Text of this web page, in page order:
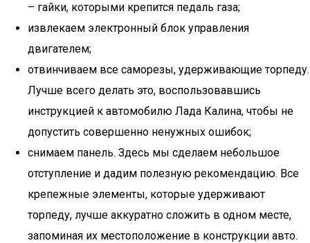
– гайки, которыми крепится педаль газа;
извлекаем электронный блок управления
двигателем;
отвинчиваем все саморезы, удерживающие торпеду.
Лучше всего делать это, воспользовавшись
инструкцией к автомобилю Лада Калина, чтобы не
допустить совершенно ненужных ошибок;
снимаем панель. Здесь мы сделаем небольшое
отступление и дадим полезную рекомендацию. Все
крепежные элементы, которые удерживают
торпеду, лучше аккуратно сложить в одном месте,
запоминая их местоположение в конструкции авто.